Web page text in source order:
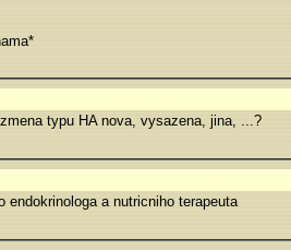
typu HA nova, vysazena, jina, ...?
a nutricniho terapeuta